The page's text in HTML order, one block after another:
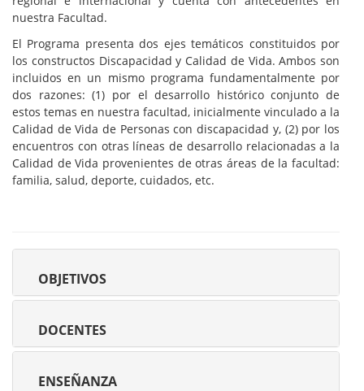
nuestra Facultad.
El Programa presenta dos ejes temáticos constituidos por
los constructos Discapacidad y Calidad de Vida. Ambos son
incluidos en un mismo programa fundamentalmente por
dos razones: (1) por el desarrollo histórico conjunto de
estos temas en nuestra facultad, inicialmente vinculado a la
Calidad de Vida de Personas con discapacidad y, (2) por los
encuentros con otras líneas de desarrollo relacionadas a la
Calidad de Vida provenientes de otras áreas de la facultad:
familia, salud, deporte, cuidados, etc.
OBJETIVOS
DOCENTES
ENSEÑANZA